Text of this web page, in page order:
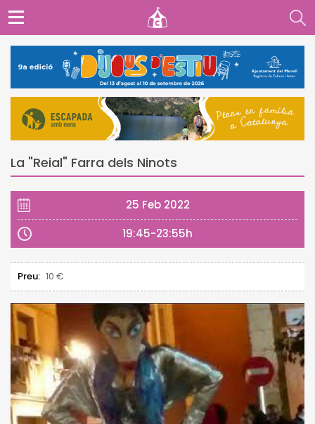
La "Reial" Farra dels Ninots
25 Feb 2022
19:45-23:55h
Preu: 10 €